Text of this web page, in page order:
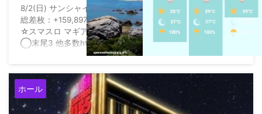
スロも大盤振る舞いだった模様
8/2(日) サンシャインKYORAKU平針 スロット差枚レポート
総差枚：+159,897 平均差枚：+487 ☆戦国コレクション6
☆スマスロ マギアレコード 魔法少女まどか☆マギカ外伝
◯末尾3 他多数https://t.co/PAqC3pe8vI 過去の結果一覧
https://t.co/acVfrsayOG — みんレポ 中部版
ホール